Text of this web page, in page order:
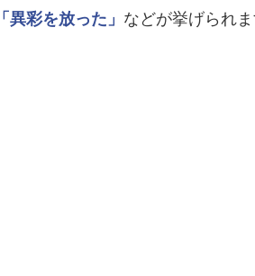
「異彩を放った」 などが挙げられま